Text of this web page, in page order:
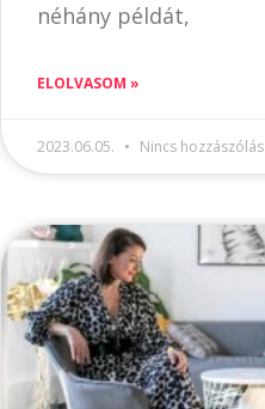
néhány példát,
ELOLVASOM »
2023.06.05. Nincs hozzászólás